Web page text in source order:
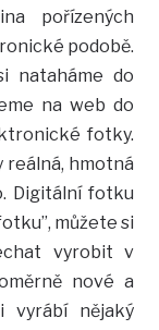
pořízených
podobě.
nataháme do
na web do
fotky.
reálná, hmotná
Digitální fotku
můžete si
vyrobit v
nové a
vyrábí nějaký